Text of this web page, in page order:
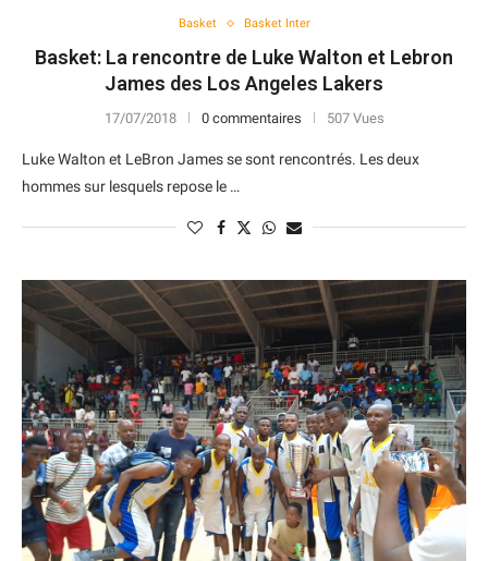
Basket Basket Inter
Basket: La rencontre de Luke Walton et Lebron
James des Los Angeles Lakers
17/07/2018 0 commentaires 507 Vues
Luke Walton et LeBron James se sont rencontrés. Les deux
hommes sur lesquels repose le …